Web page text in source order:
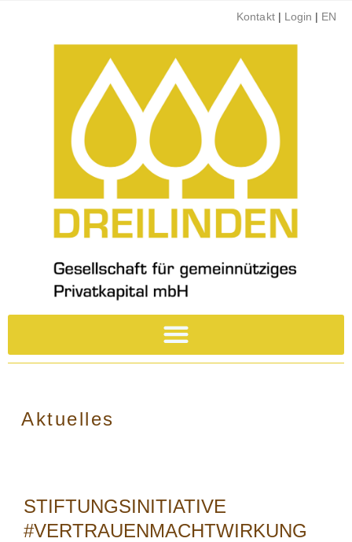
Kontakt| Login | EN
Aktuelles
STIFTUNGSINITIATIVE
#VERTRAUENMACHTWIRKUNG